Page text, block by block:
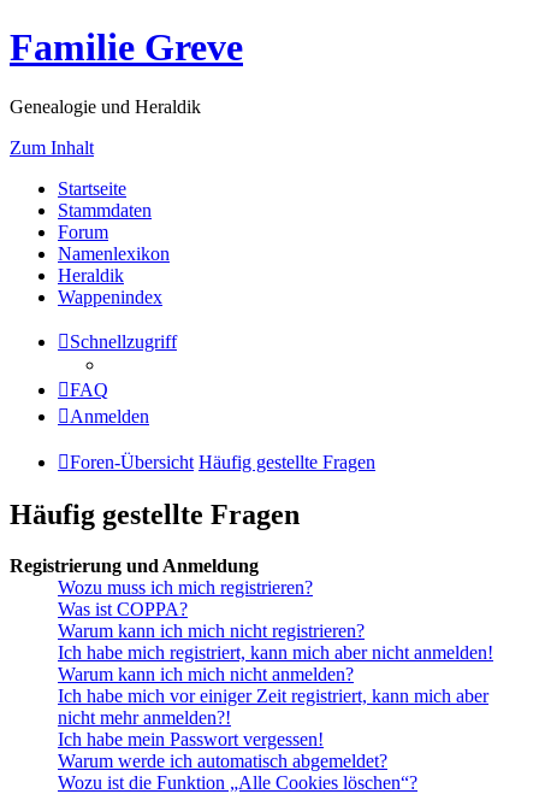
Familie Greve
Genealogie und Heraldik
Zum Inhalt
Startseite
Stammdaten
Forum
Namenlexikon
Heraldik
Wappenindex
Schnellzugriff
FAQ
Anmelden
Foren-Übersicht Häufig gestellte Fragen
Häufig gestellte Fragen
Registrierung und Anmeldung
Wozu muss ich mich registrieren?
Was ist COPPA?
Warum kann ich mich nicht registrieren?
Ich habe mich registriert, kann mich aber nicht anmelden!
Warum kann ich mich nicht anmelden?
Ich habe mich vor einiger Zeit registriert, kann mich aber
nicht mehr anmelden?!
Ich habe mein Passwort vergessen!
Warum werde ich automatisch abgemeldet?
Wozu ist die Funktion „Alle Cookies löschen“?